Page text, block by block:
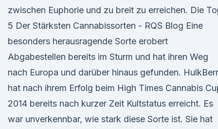
zwischen Euphorie und zu breit zu erreichen. Die
5 Der Stärksten Cannabissorten - RQS Blog Eine
besonders herausragende Sorte erobert
Abgabestellen bereits im Sturm und hat ihren Weg
nach Europa und darüber hinaus gefunden.
hat nach ihrem Erfolg beim High Times Cannabis
2014 bereits nach kurzer Zeit Kultstatus erreicht. Es
war unverkennbar, wie stark diese Sorte ist. Sie hat